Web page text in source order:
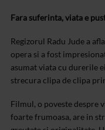
Fara suferinta, viata e
Regizorul Radu Jude a
opera si a fost
asumatviata cu durerile
strecura clipa declipa
Filmul, o poveste despre
foarte frumoasa, are in